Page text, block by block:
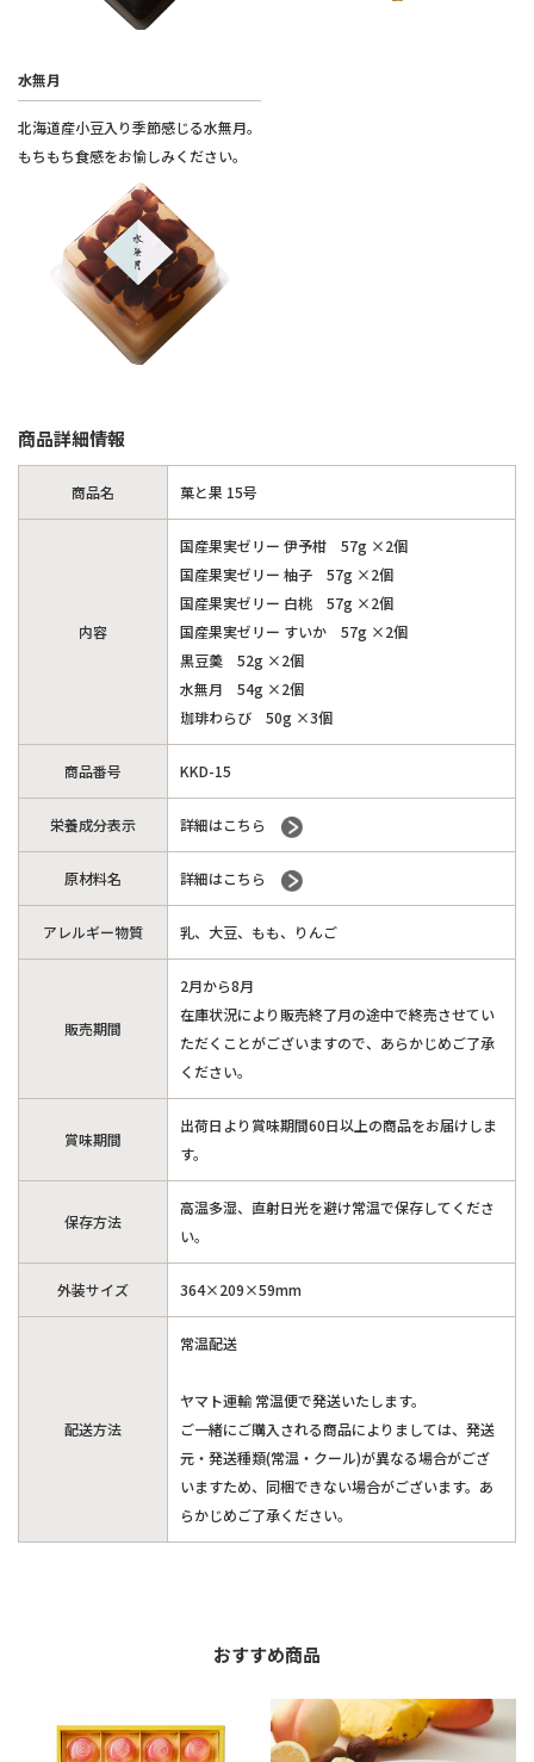
水無月
北海道産小豆入り季節感じる水無月。
もちもち食感をお愉しみください。
商品詳細情報
商品名 菓と果 15号
内容
国産果実ゼリー 伊予柑 57g ×2個
国産果実ゼリー 柚子 57g ×2個
国産果実ゼリー 白桃 57g ×2個
国産果実ゼリー すいか 57g ×2個
黒豆羮 52g ×2個
水無月 54g ×2個
珈琲わらび 50g ×3個
商品番号 KKD-15
栄養成分表示 詳細はこちら
原材料名 詳細はこちら
アレルギー物質 乳、大豆、もも、りんご
販売期間
2月から8月
在庫状況により販売終了月の途中で終売させてい
ただくことがございますので、あらかじめご了承
ください。
賞味期間
出荷日より賞味期間60日以上の商品をお届けしま
す。
保存方法
高温多湿、直射日光を避け常温で保存してくださ
い。
外装サイズ 364×209×59mm
配送方法
常温配送
ヤマト運輸 常温便で発送いたします。
ご一緒にご購入される商品によりましては、発送
元・発送種類(常温・クール)が異なる場合がござ
いますため、同梱できない場合がございます。あ
らかじめご了承ください。
おすすめ商品